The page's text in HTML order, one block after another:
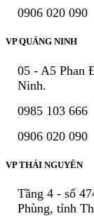
0906 020 090
VP QUẢNG NINH
05 - A5 Phan
Ninh.
0985 103 666
0906 020 090
VP THÁI NGUYÊN
Tầng 4 - số
Phùng, tỉnh